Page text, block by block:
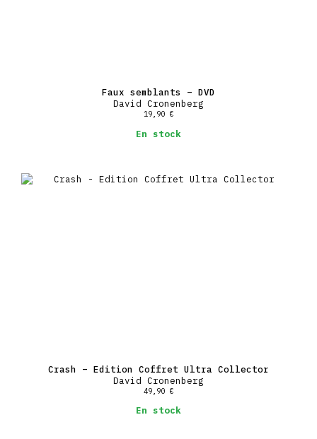
Faux semblants – DVD
David Cronenberg
19,90 €
En stock
Crash – Edition Coffret Ultra Collector
David Cronenberg
49,90 €
En stock